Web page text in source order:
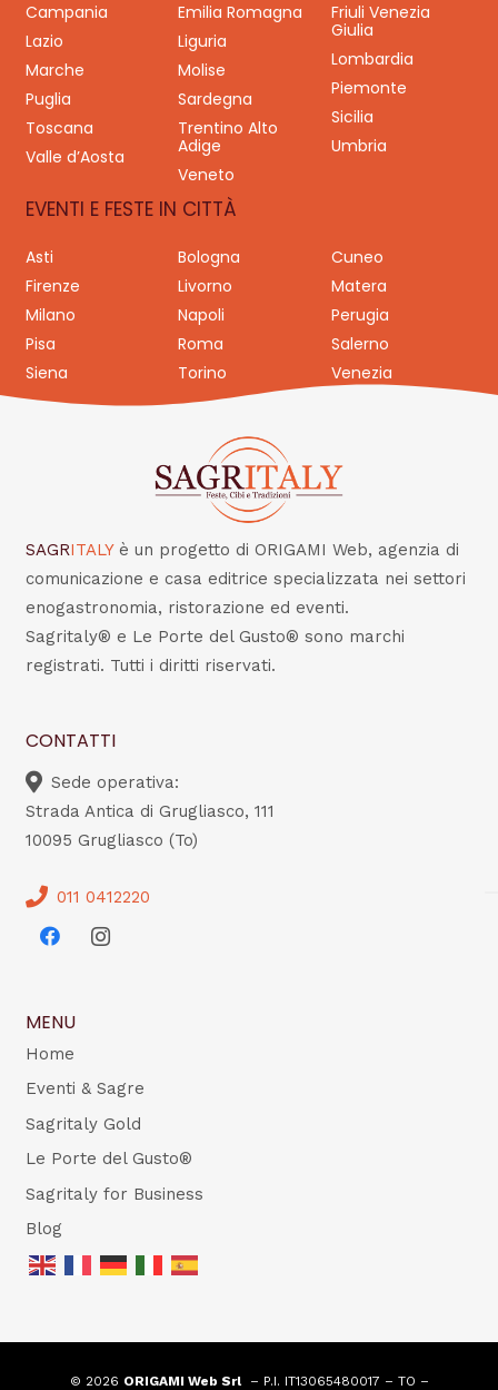
Campania
Emilia Romagna
Friuli Venezia
Giulia
Lazio
Liguria
Lombardia
Marche
Molise
Piemonte
Puglia
Sardegna
Sicilia
Toscana
Trentino Alto
Adige
Umbria
Valle d’Aosta
Veneto
EVENTI E FESTE IN CITTÀ
Asti Bologna
Cuneo
Firenze
Livorno
Matera
Milano
Napoli
Perugia
Pisa
Roma
Salerno
Siena
Torino Venezia
SAGRITALY è un progetto di ORIGAMI Web, agenzia di
comunicazione e casa editrice specializzata nei settori
enogastronomia, ristorazione ed eventi.
Sagritaly® e Le Porte del Gusto® sono marchi
registrati. Tutti i diritti riservati.
CONTATTI
Sede operativa:
Strada Antica di Grugliasco, 111
10095 Grugliasco (To)
011 0412220
MENU
Home
Eventi & Sagre
Sagritaly Gold
Le Porte del Gusto®
Sagritaly for Business
Blog
© 2026 ORIGAMI Web Srl– P.I. IT13065480017 – TO –